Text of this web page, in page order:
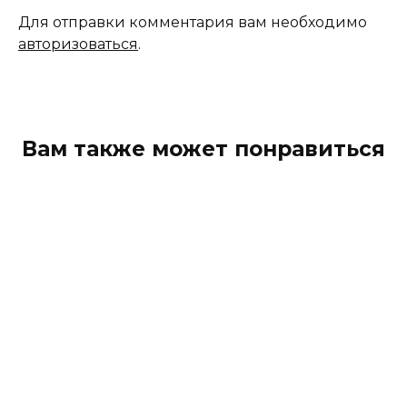
Для отправки комментария вам необходимо
авторизоваться.
Вам также может понравиться